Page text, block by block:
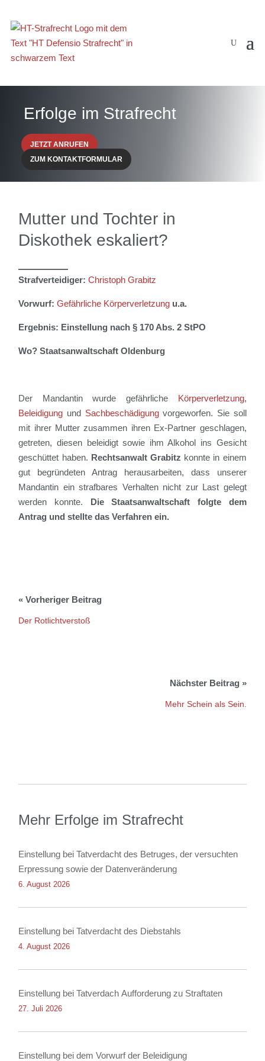
Erfolge im Strafrecht
JETZT ANRUFEN
ZUM KONTAKTFORMULAR
Mutter und Tochter in
Diskothek eskaliert?
Strafverteidiger:Christoph Grabitz
Vorwurf:Gefährliche Körperverletzung u.a.
Ergebnis: Einstellung nach § 170 Abs. 2 StPO
Wo? Staatsanwaltschaft Oldenburg
Der Mandantin wurdegefährliche Körperverletzung,
Beleidigung und Sachbeschädigungvorgeworfen. Sie soll
mit ihrer Mutter zusammen ihren Ex-Partner geschlagen,
getreten, diesen beleidigt sowie ihmAlkohol ins Gesicht
geschüttet haben. Rechtsanwalt Grabitz konnte in einem
gut begründeten Antrag herausarbeiten, dass unserer
Mandantin ein strafbares Verhalten nicht zur Last gelegt
werden konnte.
Die Staatsanwaltschaft folgte dem
Antrag und stellte das Verfahren ein.
Der Rotlichtverstoß
Mehr Schein als Sein.
Mehr Erfolge im Strafrecht
Einstellung bei Tatverdacht des Betruges, der versuchten
Erpressung sowie der Datenveränderung
6. August 2026
Einstellung bei Tatverdacht des Diebstahls
4. August 2026
Einstellung bei Tatverdach Aufforderung zu Straftaten
27. Juli 2026
Einstellung bei dem Vorwurf der Beleidigung